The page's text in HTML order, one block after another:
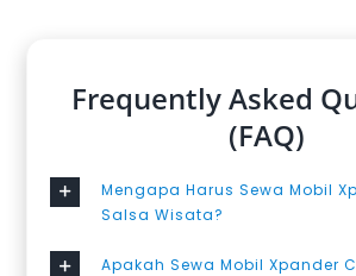
Frequently Asked
(FAQ)
Mengapa Harus Sewa Mobil
Salsa Wisata?
Apakah Sewa Mobil Xpander